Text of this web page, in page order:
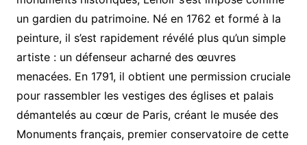
un gardien du patrimoine. Né en 1762 et formé à la
peinture, il s’est rapidement révélé plus qu’un simple
artiste : un défenseur acharné des œuvres
menacées. En 1791, il obtient une permission cruciale
pour rassembler les vestiges des églises et palais
démantelés au cœur de Paris, créant le musée des
Monuments français, premier conservatoire de cette